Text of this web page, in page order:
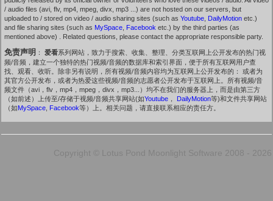
/ audio files (avi, flv, mp4, mpeg, divx, mp3 ...) are not hosted on our servers, but
uploaded to / stored on video / audio sharing sites (such as Youtube DailyMotion etc.)
and file sharing sites (such as MySpace Facebook etc.) by the third parties (as
mentioned above) . Related questions, please contact the appropriate responsible party.
免责声明 ： 爱看系列网站，致力于搜索、收集、整理、分类互联网上公开发布的热门视
频/音频，建立一个独特的热门视频/音频的数据库和索引界面，便于所有互联网用户查
找、观看、收听。除非另有说明，所有视频/音频内容均为互联网上公开发布的： 或者为
其官方公开发布，或者为热爱这些视频/音频的志愿者公开发布于互联网上。所有视频/音
频文件（avi，flv，mp4，mpeg，divx，mp3...）均不在我们的服务器上，而是由第三方
（如前述）上传至/存储于视频/音频共享网站(如Youtube ， DailyMotion等)和文件共享网站
（如MySpace Facebook等）上。相关问题，请直接联系相应的责任方。
Copyright © Lotus Pond Moonlight Software 2008 - 2026